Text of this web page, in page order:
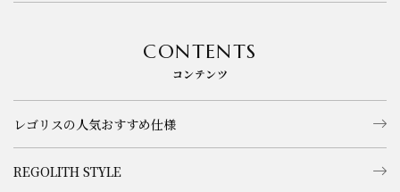
CONTENTS
コンテンツ
レゴリスの人気おすすめ仕様
REGOLITH STYLE